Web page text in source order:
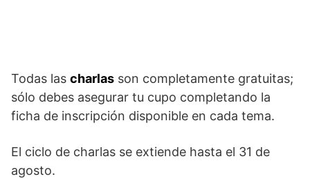
Todas las charlas son completamente gratuitas;
sólo debes asegurar tu cupo completando la
ficha de inscripción disponible en cada tema.
El ciclo de charlas se extiende hasta el 31 de
agosto.